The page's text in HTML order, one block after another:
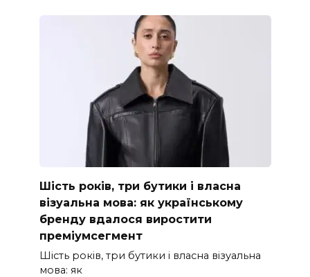
Шість років, три бутики і власна
візуальна мова: як українському
бренду вдалося виростити
преміумсегмент
Шість років, три бутики і власна візуальна
мова: як